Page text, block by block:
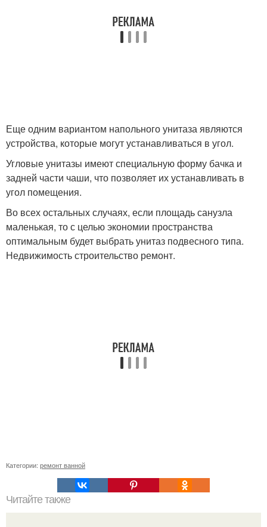
Еще одним вариантом напольного унитаза являются
устройства, которые могут устанавливаться в угол.
Угловые унитазы имеют специальную форму бачка и
задней части чаши, что позволяет их устанавливать в
угол помещения.
Во всех остальных случаях, если площадь санузла
маленькая, то с целью экономии пространства
оптимальным будет выбрать унитаз подвесного типа.
Недвижимость строительство ремонт.
Категории: ремонт ванной
Читайте также